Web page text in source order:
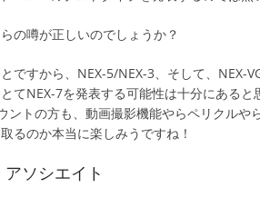
の噂が正しいのでしょうか？
ですから、NEX-5/NEX-3、そして、NEX-
てNEX-7を発表する可能性は十分にあると
ントの方も、動画撮影機能やらペリクル
るのか本当に楽しみうですね！
ソシエイト